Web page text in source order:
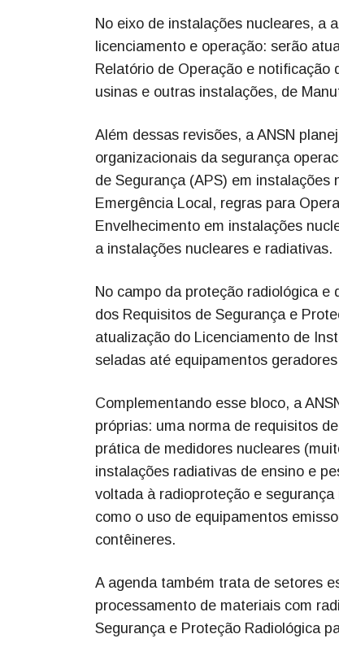
No eixo de instalações nucleares, a
licenciamento e operação: serão
Relatório de Operação e notificação
usinas e outras instalações, de
Além dessas revisões, a ANSN
organizacionais da segurança
de Segurança (APS) em
Emergência Local, regras para
Envelhecimento em instalações
a instalações nucleares e radiativas.
No campo da proteção radiológica
dos Requisitos de Segurança e
atualização do Licenciamento de
seladas até equipamentos
Complementando esse bloco, a
próprias: uma norma de requisitos
prática de medidores nucleares
instalações radiativas de ensino e
voltada à radioproteção e
como o uso de equipamentos
contêineres.
A agenda também trata de setores
processamento de materiais com
Segurança e Proteção Radiológica